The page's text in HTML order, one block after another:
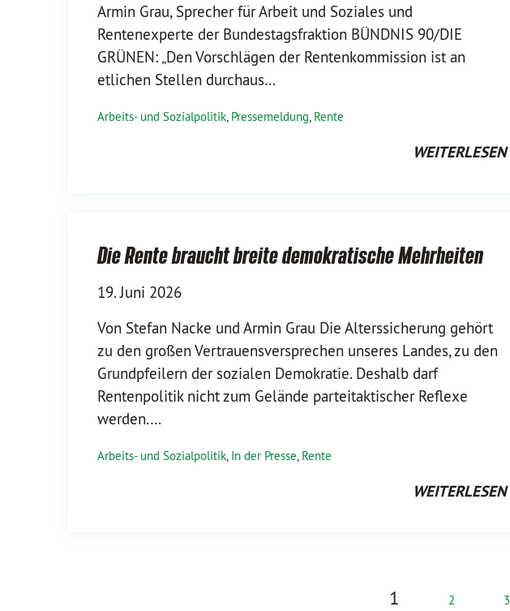
Armin Grau, Sprecher für Arbeit und Soziales und
Rentenexperte der Bundestagsfraktion BÜNDNIS 90/DIE
GRÜNEN: „Den Vorschlägen der Rentenkommission ist an
etlichen Stellen durchaus…
Arbeits- und Sozialpolitik, Pressemeldung, Rente
WEITERLESEN
Die Rente braucht breite demokratische Mehrheiten
19. Juni 2026
Von Stefan Nacke und Armin Grau Die Alterssicherung gehört
zu den großen Vertrauensversprechen unseres Landes, zu den
Grundpfeilern der sozialen Demokratie. Deshalb darf
Rentenpolitik nicht zum Gelände parteitaktischer Reflexe
werden.…
Arbeits- und Sozialpolitik, In der Presse, Rente
WEITERLESEN
1 2 3